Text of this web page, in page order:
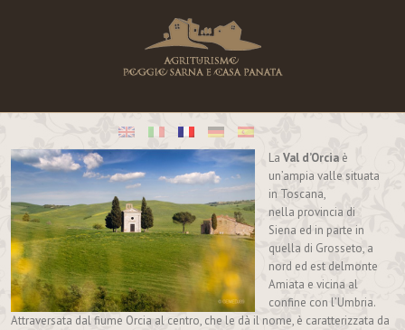
La Val d’Orcia è
un’ampia valle situata
in Toscana,
nella provincia di
Siena ed in parte in
quella di Grosseto, a
nord ed est delmonte
Amiata e vicina al
confine con l’Umbria.
Attraversata dal fiume Orcia al centro, che le dà il nome, è caratterizzata da